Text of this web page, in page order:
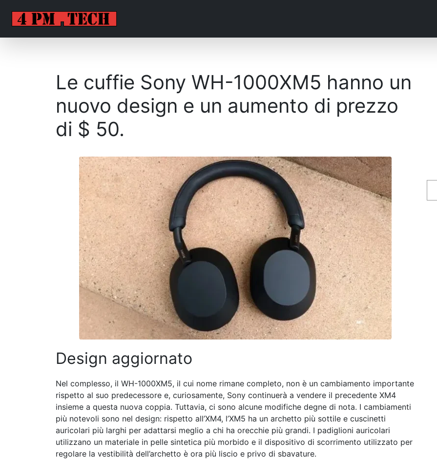
Le cuffie Sony WH-1000XM5 hanno un
nuovo design e un aumento di prezzo
di $ 50.
Design aggiornato
Nel complesso, il WH-1000XM5, il cui nome rimane completo, non è un cambiamento importante
rispetto al suo predecessore e, curiosamente, Sony continuerà a vendere il precedente XM4
insieme a questa nuova coppia. Tuttavia, ci sono alcune modifiche degne di nota. I cambiamenti
più notevoli sono nel design: rispetto all’XM4, l’XM5 ha un archetto più sottile e cuscinetti
auricolari più larghi per adattarsi meglio a chi ha orecchie più grandi. I padiglioni auricolari
utilizzano un materiale in pelle sintetica più morbido e il dispositivo di scorrimento utilizzato per
regolare la vestibilità dell’archetto è ora più liscio e privo di sbavature.